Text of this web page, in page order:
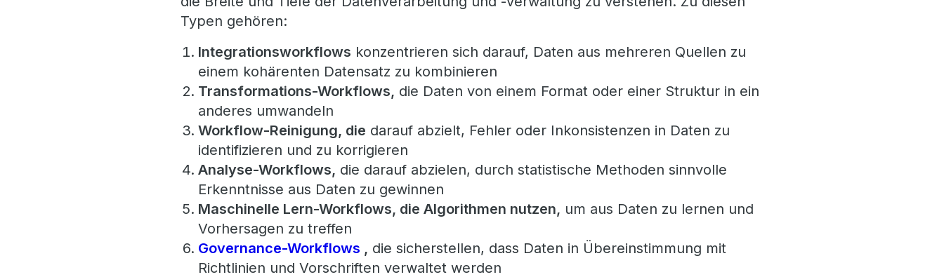
Typen gehören:
Integrationsworkflows konzentrieren sich darauf, Daten aus mehreren Quellen zu
einem kohärenten Datensatz zu kombinieren
Transformations-Workflows, die Daten von einem Format oder einer Struktur in ein
anderes umwandeln
Workflow-Reinigung, die darauf abzielt, Fehler oder Inkonsistenzen in Daten zu
identifizieren und zu korrigieren
Analyse-Workflows, die darauf abzielen, durch statistische Methoden sinnvolle
Erkenntnisse aus Daten zu gewinnen
Maschinelle Lern-Workflows, die Algorithmen nutzen, um aus Daten zu lernen und
Vorhersagen zu treffen
Governance-Workflows , die sicherstellen, dass Daten in Übereinstimmung mit
Richtlinien und Vorschriften verwaltet werden